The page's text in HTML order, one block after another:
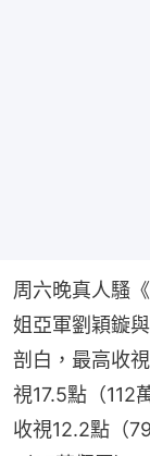
周六晚真人騷
姐亞軍劉穎鏇
剖白，最高收
視17.5點（112
收視12.2點（